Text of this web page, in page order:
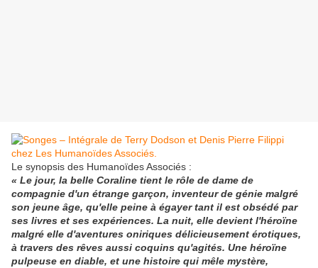
Le synopsis des Humanoïdes Associés :
« Le jour, la belle Coraline tient le rôle de dame de
compagnie d'un étrange garçon, inventeur de génie malgré
son jeune âge, qu'elle peine à égayer tant il est obsédé par
ses livres et ses expériences. La nuit, elle devient l'héroïne
malgré elle d'aventures oniriques délicieusement érotiques,
à travers des rêves aussi coquins qu'agités. Une héroïne
pulpeuse en diable, et une histoire qui mêle mystère,